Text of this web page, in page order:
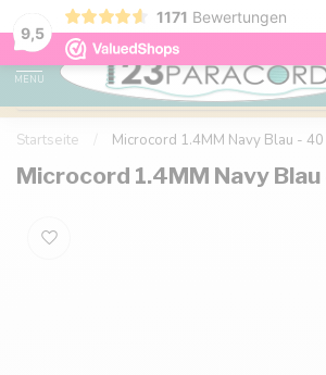
9,5
1171 Bewertungen
Kostenlose Lieferung nach Hause ab 150 €
MENU
Startseite Microcord 1.4MM Navy Blau -
Microcord 1.4MM Navy